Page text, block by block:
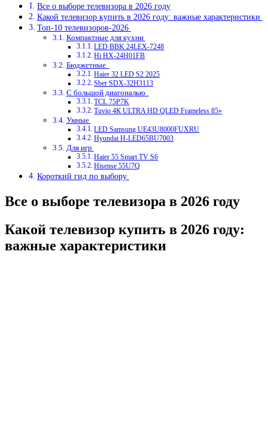
Все о выборе телевизора в 2026 году
Какой телевизор купить в 2026 году: важные характеристики
Топ-10 телевизоров-2026
Компактные для кухни
LED BBK 24LEX-7248
Hi HX-24H01FB
Бюджетные
Haier 32 LED S2 2025
Sber SDX-32H3113
С большой диагональю
TCL 75P7K
Tuvio 4К ULTRA HD QLED Frameless 85»
Умные
LED Samsung UE43U8000FUXRU
Hyundai H-LED65BU7003
Для игр
Haier 55 Smart TV S6
Hisense 55U7Q
Короткий гид по выбору
Все о выборе телевизора в 2026 году
Какой телевизор купить в 2026 году:
важные характеристики